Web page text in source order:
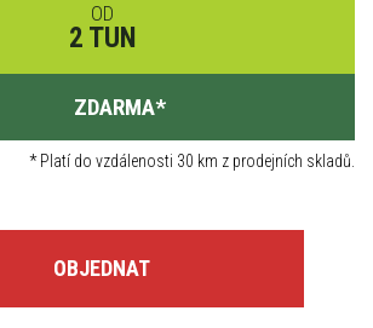
OD
2 TUN
ZDARMA*
*Platí do vzdálenosti 30 km z prodejních skladů.
OBJEDNAT